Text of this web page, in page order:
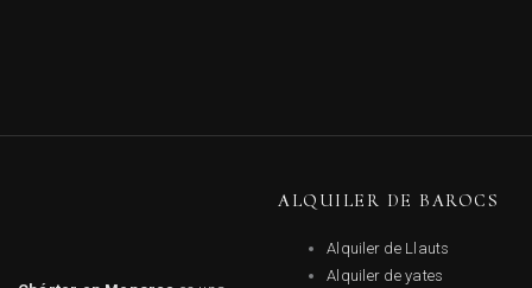
ALQUILER DE BAROCS
Alquiler de Llauts
Alquiler de yates